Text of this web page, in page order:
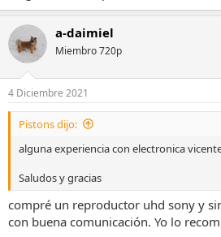
a-daimiel
Miembro 720p
4 Diciembre 2021
Pistons dijo:
alguna experiencia con electronica
Saludos y gracias
compré un reproductor uhd sony y
con buena comunicación. Yo lo